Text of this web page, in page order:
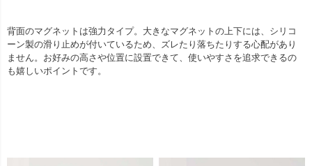
背面のマグネットは強力タイプ。大きなマグネットの上下には、シリコ
ーン製の滑り止めが付いているため、ズレたり落ちたりする心配があり
ません。お好みの高さや位置に設置できて、使いやすさを追求できるの
も嬉しいポイントです。